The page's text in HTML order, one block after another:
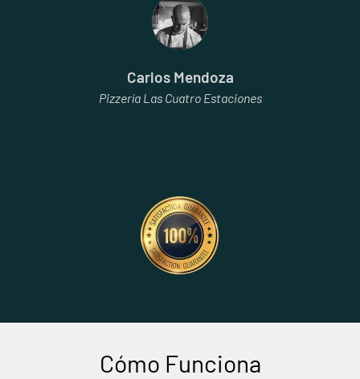
Carlos Mendoza
Pizzería Las Cuatro Estaciones
Cómo Funciona